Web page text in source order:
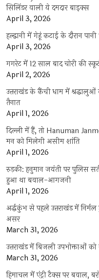
सिलिंडर वाली ये दमदार बाइक्स
April 3, 2026
हल्द्वानी में गेहूं कटाई के दौरान
April 3, 2026
गगरेट में 12 साल बाद चोरी की
April 2, 2026
उत्तराखंड के कैंची धाम में
तैनात
April 1, 2026
दिल्ली में हैं, तो Hanuman
मन को मिलेगी असीम शांति
April 1, 2026
रुड़की: हनुमान जयंती पर पुलिस
हुआ था बवाल-आगजनी
April 1, 2026
अर्द्धकुंभ से पहले उत्तराखंड में
असर
March 31, 2026
उत्तराखंड में बिजली उपभोक्ताओं को
March 31, 2026
हिमाचल में एंट्री टैक्स पर बवाल,